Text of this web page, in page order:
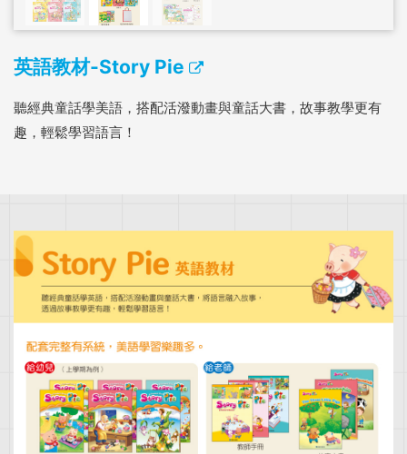
英語教材-Story Pie
聽經典童話學美語，搭配活潑動畫與童話大書，故事教學更有
趣，輕鬆學習語言！